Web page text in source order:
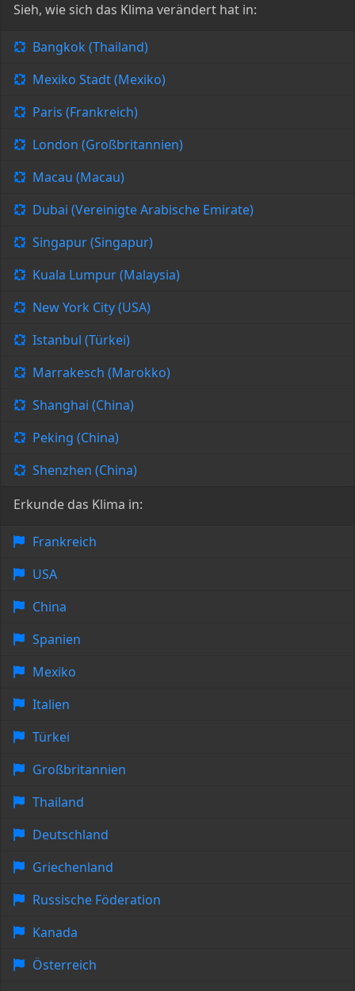
Sieh, wie sich das Klima verändert hat in:
Bangkok (Thailand)
Mexiko Stadt (Mexiko)
Paris (Frankreich)
London (Großbritannien)
Macau (Macau)
Dubai (Vereinigte Arabische Emirate)
Singapur (Singapur)
Kuala Lumpur (Malaysia)
New York City (USA)
Istanbul (Türkei)
Marrakesch (Marokko)
Shanghai (China)
Peking (China)
Shenzhen (China)
Erkunde das Klima in:
Frankreich
USA
China
Spanien
Mexiko
Italien
Türkei
Großbritannien
Thailand
Deutschland
Griechenland
Russische Föderation
Kanada
Österreich